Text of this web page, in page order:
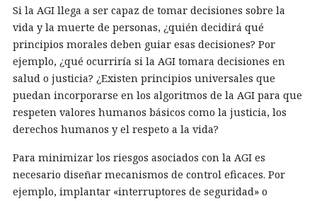
Si la AGI llega a ser capaz de tomar decisiones sobre la
vida y la muerte de personas, ¿quién decidirá qué
principios morales deben guiar esas decisiones? Por
ejemplo, ¿qué ocurriría si la AGI tomara decisiones en
salud o justicia? ¿Existen principios universales que
puedan incorporarse en los algoritmos de la AGI para que
respeten valores humanos básicos como la justicia, los
derechos humanos y el respeto a la vida?
Para minimizar los riesgos asociados con la AGI es
necesario diseñar mecanismos de control eficaces. Por
ejemplo, implantar «interruptores de seguridad» o